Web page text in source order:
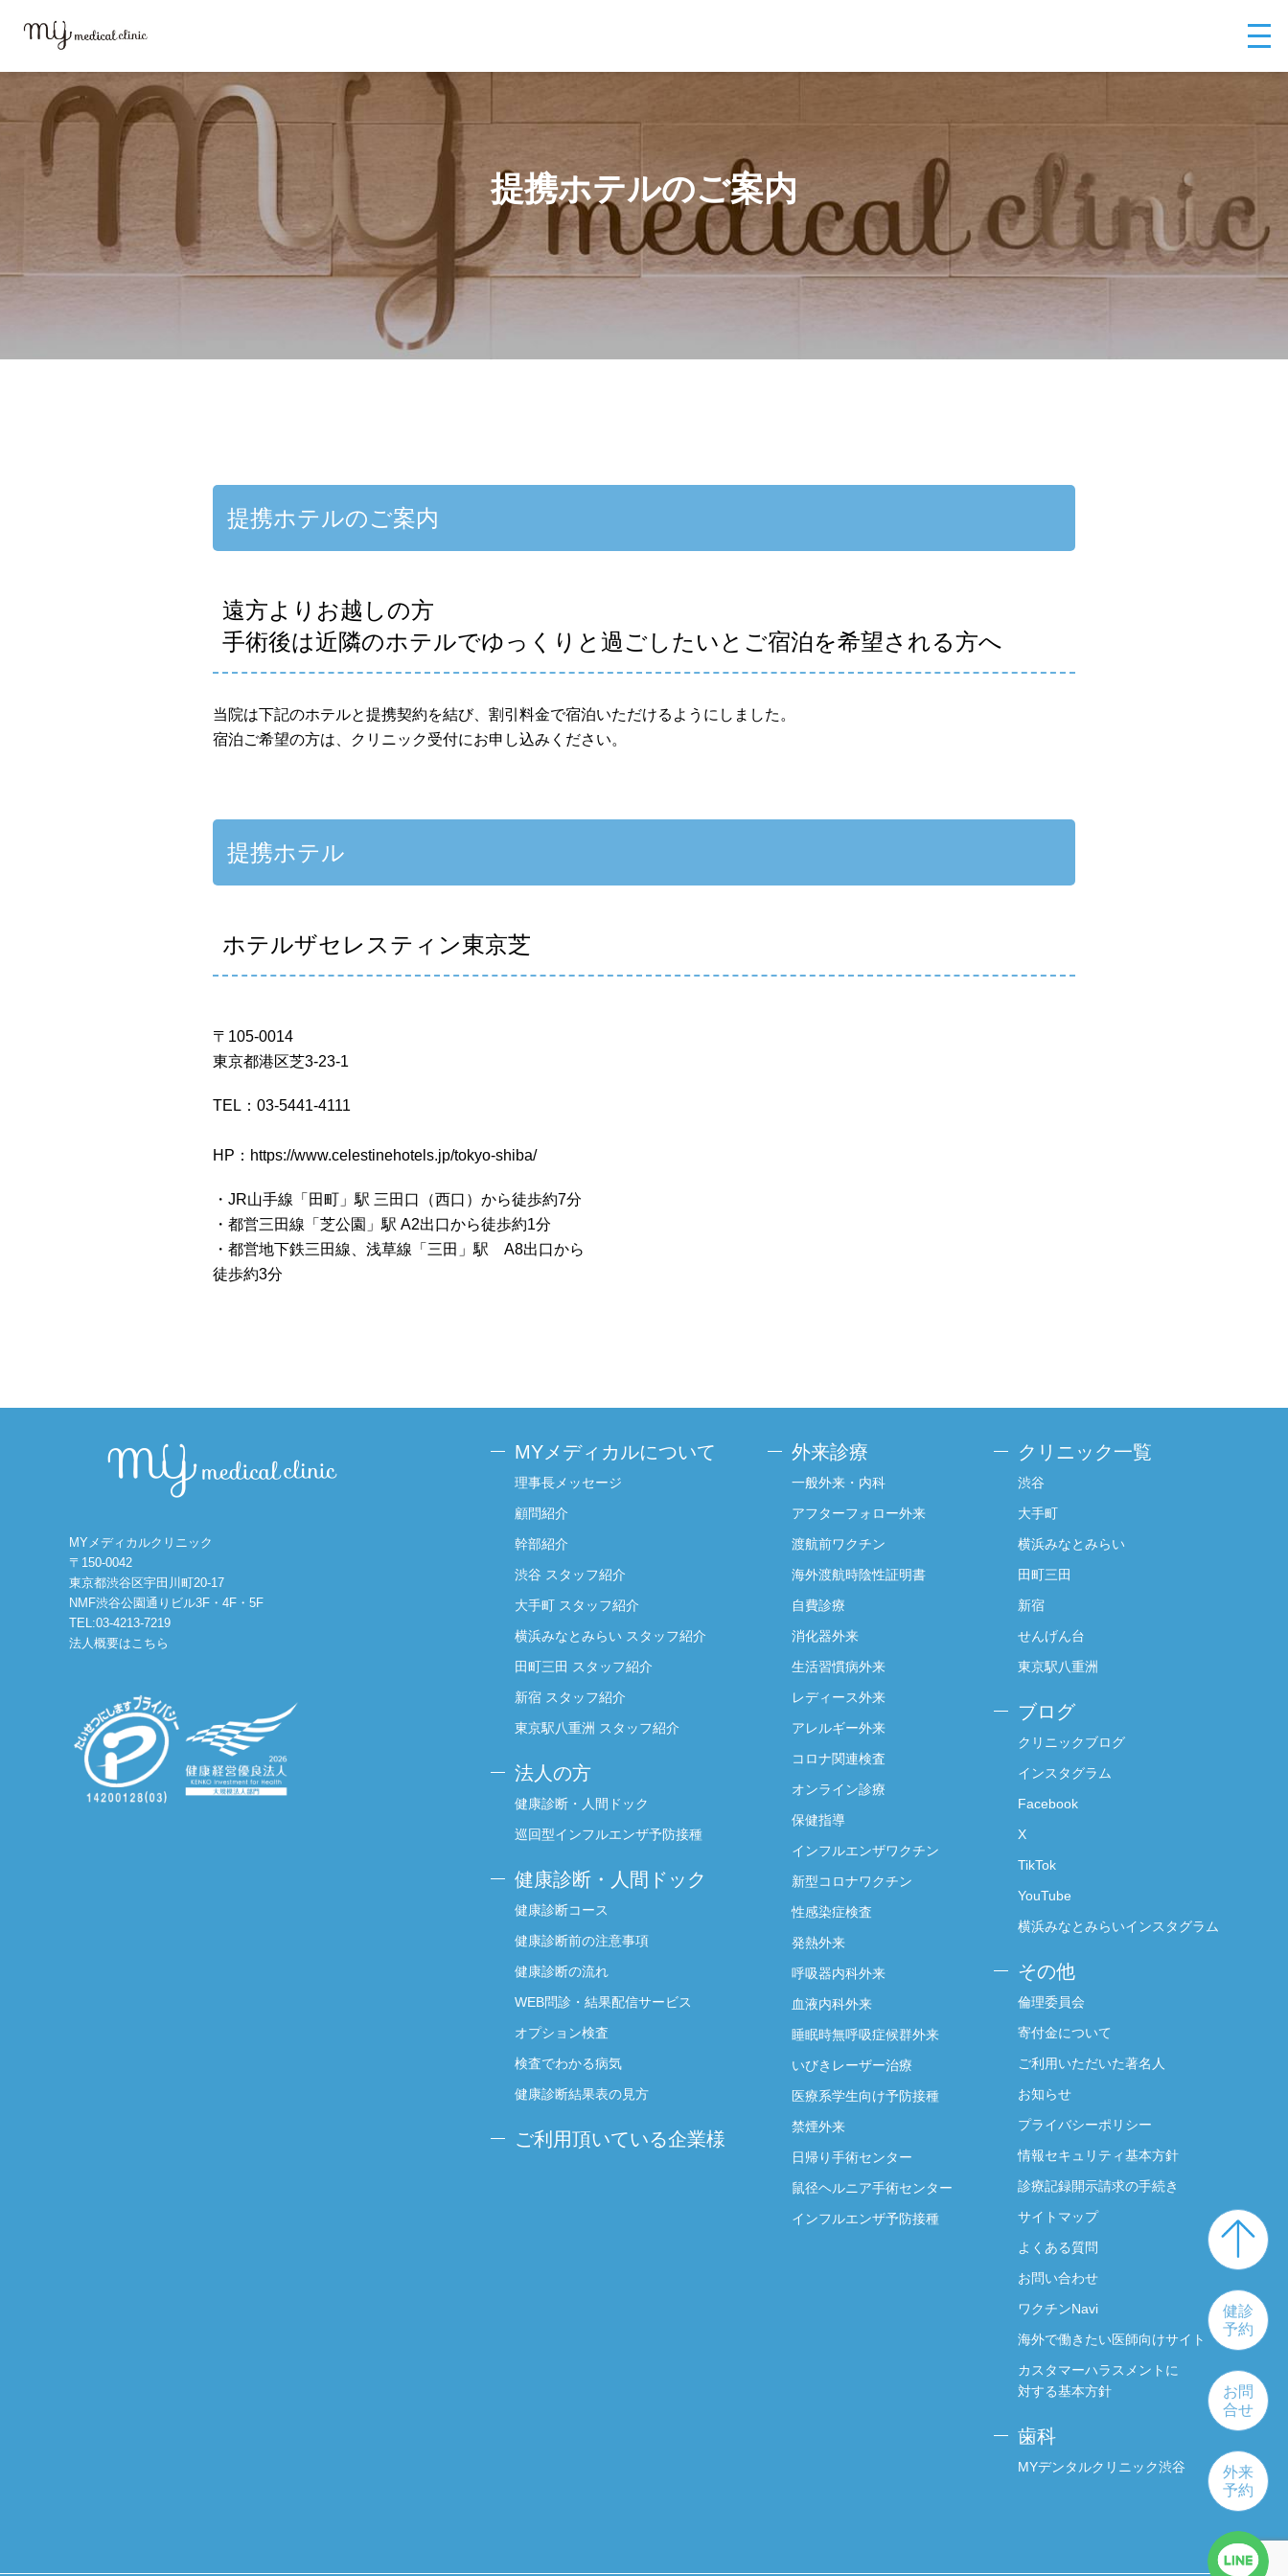
健診
予約
お問
合せ
外来
予約
提携ホテルのご案内
提携ホテルのご案内
遠方よりお越しの方
手術後は近隣のホテルでゆっくりと過ごしたいとご宿泊を希望される方へ
当院は下記のホテルと提携契約を結び、割引料金で宿泊いただけるようにしました。
宿泊ご希望の方は、クリニック受付にお申し込みください。
提携ホテル
ホテルザセレスティン東京芝
〒105-0014
東京都港区芝3-23-1
TEL：03-5441-4111
HP： https://www.celestinehotels.jp/tokyo-shiba/
・JR山手線「田町」駅 三田口（西口）から徒歩約7分
・都営三田線「芝公園」駅 A2出口から徒歩約1分
・都営地下鉄三田線、浅草線「三田」駅 A8出口から
徒歩約3分
MYメディカルクリニック
〒150-0042
東京都渋谷区宇田川町20-17
NMF渋谷公園通りビル3F・4F・5F
TEL:03-4213-7219
法人概要はこちら
MYメディカルについて
理事長メッセージ
顧問紹介
幹部紹介
渋谷 スタッフ紹介
大手町 スタッフ紹介
横浜みなとみらい スタッフ紹介
田町三田 スタッフ紹介
新宿 スタッフ紹介
東京駅八重洲 スタッフ紹介
法人の方
健康診断・人間ドック
巡回型インフルエンザ予防接種
健康診断・人間ドック
健康診断コース
健康診断前の注意事項
健康診断の流れ
WEB問診・結果配信サービス
オプション検査
検査でわかる病気
健康診断結果表の見方
ご利用頂いている企業様
外来診療
一般外来・内科
アフターフォロー外来
渡航前ワクチン
海外渡航時陰性証明書
自費診療
消化器外来
生活習慣病外来
レディース外来
アレルギー外来
コロナ関連検査
オンライン診療
保健指導
インフルエンザワクチン
新型コロナワクチン
性感染症検査
発熱外来
呼吸器内科外来
血液内科外来
睡眠時無呼吸症候群外来
いびきレーザー治療
医療系学生向け予防接種
禁煙外来
日帰り手術センター
鼠径ヘルニア手術センター
インフルエンザ予防接種
クリニック一覧
渋谷
大手町
横浜みなとみらい
田町三田
新宿
せんげん台
東京駅八重洲
ブログ
クリニックブログ
インスタグラム
Facebook
X
TikTok
YouTube
横浜みなとみらいインスタグラム
その他
倫理委員会
寄付金について
ご利用いただいた著名人
お知らせ
プライバシーポリシー
情報セキュリティ基本方針
診療記録開示請求の手続き
サイトマップ
よくある質問
お問い合わせ
ワクチンNavi
海外で働きたい医師向けサイト
カスタマーハラスメントに
対する基本方針
歯科
MYデンタルクリニック渋谷